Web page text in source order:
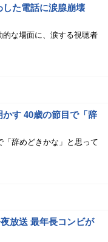
た電話に涙腺崩壊
な場面に、涙する視聴者
す 40歳の節目で「辞
辞めどきかな」と思って
放送 最年長コンビが